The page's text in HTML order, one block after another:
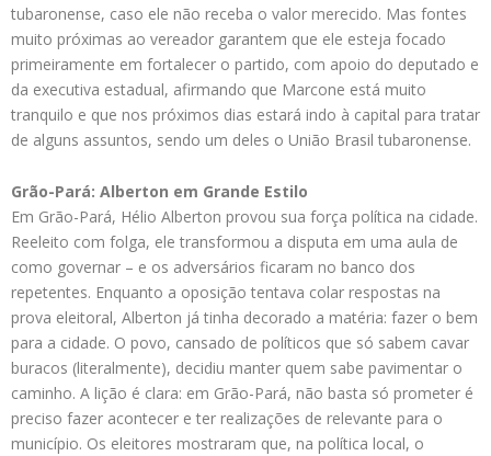
tubaronense, caso ele não receba o valor merecido. Mas fontes
muito próximas ao vereador garantem que ele esteja focado
primeiramente em fortalecer o partido, com apoio do deputado e
da executiva estadual, afirmando que Marcone está muito
tranquilo e que nos próximos dias estará indo à capital para tratar
de alguns assuntos, sendo um deles o União Brasil tubaronense.
Grão-Pará: Alberton em Grande Estilo
Em Grão-Pará, Hélio Alberton provou sua força política na cidade.
Reeleito com folga, ele transformou a disputa em uma aula de
como governar – e os adversários ficaram no banco dos
repetentes. Enquanto a oposição tentava colar respostas na
prova eleitoral, Alberton já tinha decorado a matéria: fazer o bem
para a cidade. O povo, cansado de políticos que só sabem cavar
buracos (literalmente), decidiu manter quem sabe pavimentar o
caminho. A lição é clara: em Grão-Pará, não basta só prometer é
preciso fazer acontecer e ter realizações de relevante para o
município. Os eleitores mostraram que, na política local, o